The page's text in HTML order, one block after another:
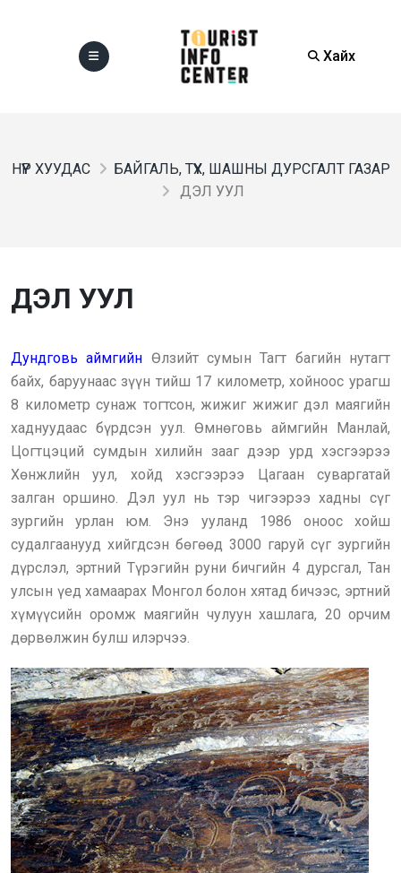
Хайх
НҮҮР ХУУДАС
БАЙГАЛЬ, ТҮҮХ, ШАШНЫ ДУРСГАЛТ ГАЗАР
ДЭЛ УУЛ
ДЭЛ УУЛ
Дундговь аймгийн Өлзийт сумын Тагт багийн нутагт
байх, баруунаас зүүн тийш 17 километр, хойноос урагш
8 километр сунаж тогтсон, жижиг жижиг дэл маягийн
хаднуудаас бүрдсэн уул. Өмнөговь аймгийн Манлай,
Цогтцэций сумдын хилийн зааг дээр урд хэсгээрээ
Хөнжлийн уул, хойд хэсгээрээ Цагаан суваргатай
залган оршино. Дэл уул нь тэр чигээрээ хадны сүг
зургийн урлан юм. Энэ ууланд 1986 оноос хойш
судалгаанууд хийгдсэн бөгөөд 3000 гаруй сүг зургийн
дүрслэл, эртний Түрэгийн руни бичгийн 4 дурсгал, Тан
улсын үед хамаарах Монгол болон хятад бичээс, эртний
хүмүүсийн оромж маягийн чулуун хашлага, 20 орчим
дөрвөлжин булш илэрчээ.